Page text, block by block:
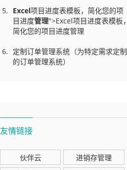
Excel项目进度表模板，简化您的项
目进度管理">Excel项目进度表模板，
简化您的项目进度管理
定制订单管理系统（为特定需求定制
的订单管理系统）
友情链接
伙伴云
进销存管理